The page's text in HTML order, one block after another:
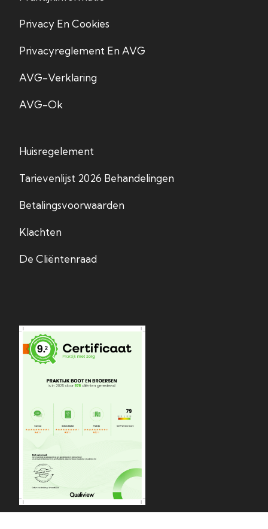
Privacy En Cookies
Privacyreglement En AVG
AVG-Verklaring
AVG-Ok
Huisregelement
Tarievenlijst 2026 Behandelingen
Betalingsvoorwaarden
Klachten
De Cliëntenraad